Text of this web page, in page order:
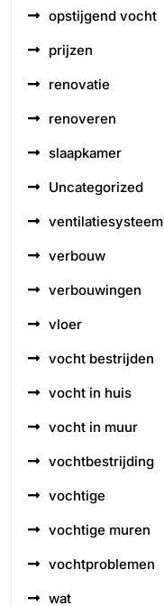
opstijgend vocht
prijzen
renovatie
renoveren
slaapkamer
Uncategorized
ventilatiesysteem
verbouw
verbouwingen
vloer
vocht bestrijden
vocht in huis
vocht in muur
vochtbestrijding
vochtige
vochtige muren
vochtproblemen
wat